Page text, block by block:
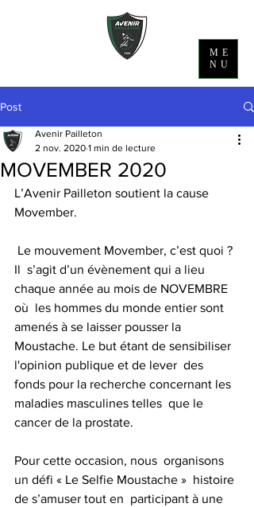
ME
NU
Post
MOVEMBER 2020
Avenir Pailleton
2 nov. 2020 1 min de lecture
L’Avenir Pailleton soutient la cause
Movember.
Le mouvement Movember, c’est quoi ?
Il  s’agit d’un évènement qui a lieu
chaque année au mois de NOVEMBRE
où  les hommes du monde entier sont
amenés à se laisser pousser la
Moustache. Le but étant de sensibiliser
l'opinion publique et de lever  des
fonds pour la recherche concernant les
maladies masculines telles  que le
cancer de la prostate.
Pour cette occasion, nous  organisons
un défi « Le Selfie Moustache »  histoire
de s’amuser tout en  participant à une